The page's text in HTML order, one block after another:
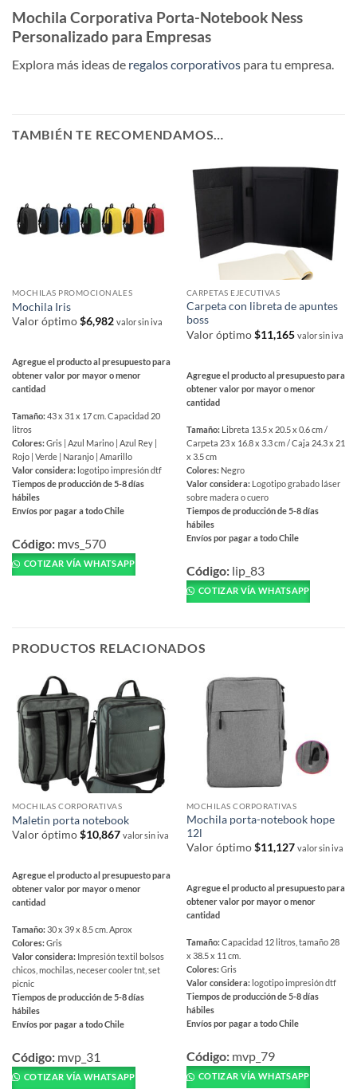
Mochila Corporativa Porta-Notebook Ness
Personalizado para Empresas
Explora más ideas de regalos corporativos para tu empresa.
TAMBIÉN TE RECOMENDAMOS…
MOCHILAS PROMOCIONALES
Mochila Iris
Valor óptimo$6,982 valor sin iva
Agregue el producto al presupuesto para
obtener valor por mayor o menor
cantidad
Tamaño:43 x 31 x 17 cm. Capacidad 20
litros
Colores:Gris | Azul Marino | Azul Rey |
Rojo | Verde | Naranjo | Amarillo
Valor considera: logotipo impresión dtf
Tiempos de producción de 5-8 días
hábiles
Envíos por pagar a todo Chile
producto
tiene
múltiples
se
en
la
página
de
producto
Código: mvs_570
COTIZAR VÍA WHATSAPP
CARPETAS EJECUTIVAS
Carpeta con libreta de apuntes
boss
Valor óptimo$11,165 valor sin iva
Agregue el producto al presupuesto para
obtener valor por mayor o menor
cantidad
Tamaño: Libreta 13.5 x 20.5 x 0.6 cm /
Carpeta 23 x 16.8 x 3.3 cm / Caja 24.3 x 21
x 3.5 cm
Colores: Negro
Valor considera: Logotipo grabado láser
sobre madera o cuero
Tiempos de producción de 5-8 días
hábiles
Envíos por pagar a todo Chile
producto
tiene
múltiples
opciones
pueden
elegir
producto
Código: lip_83
COTIZAR VÍA WHATSAPP
PRODUCTOS RELACIONADOS
MOCHILAS CORPORATIVAS
Maletin porta notebook
Valor óptimo$10,867 valor sin iva
Agregue el producto al presupuesto para
obtener valor por mayor o menor
cantidad
Tamaño:30 x 39 x 8.5 cm. Aprox
Colores:Gris
Valor considera: Impresión textil bolsos
chicos, mochilas, neceser cooler tnt, set
picnic
Tiempos de producción de 5-8 días
hábiles
Envíos por pagar a todo Chile
producto
tiene
Código: mvp_31
COTIZAR VÍA WHATSAPP
MOCHILAS CORPORATIVAS
Mochila porta-notebook hope
12l
Valor óptimo$11,127 valor sin iva
Agregue el producto al presupuesto para
obtener valor por mayor o menor
cantidad
Tamaño:Capacidad 12 litros, tamaño 28
x 38.5 x 11 cm.
Colores:Gris
Valor considera: logotipo impresión dtf
Tiempos de producción de 5-8 días
hábiles
Envíos por pagar a todo Chile
producto
tiene
Código: mvp_79
COTIZAR VÍA WHATSAPP